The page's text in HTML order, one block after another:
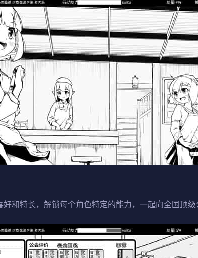
和特长，解锁每个角色特定的能力，一起向全国顶